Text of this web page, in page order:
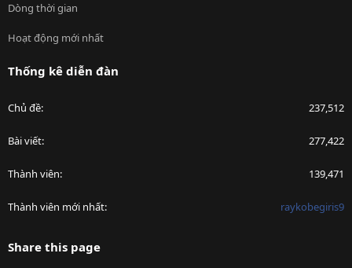
Dòng thời gian
Hoạt động mới nhất
Thống kê diễn đàn
Chủ đề 237,512
Bài viết 277,422
Thành viên 139,471
Thành viên mới nhất raykobegiris9
Share this page